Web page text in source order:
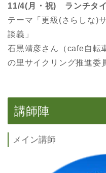
11/4(月・祝) ランチタ
テーマ「更級(さらしな)
談義」
石黒靖彦さん（cafe自転
の里サイクリング推進委
講師陣
メイン講師